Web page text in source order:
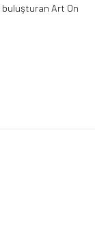
buluşturan Art On